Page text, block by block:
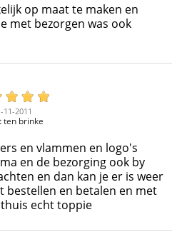
op maat te maken en
met bezorgen was ook
11-2011
ten brinke
en vlammen en logo's
en de bezorging ook by
en dan kan je er is weer
bestellen en betalen en met
echt toppie